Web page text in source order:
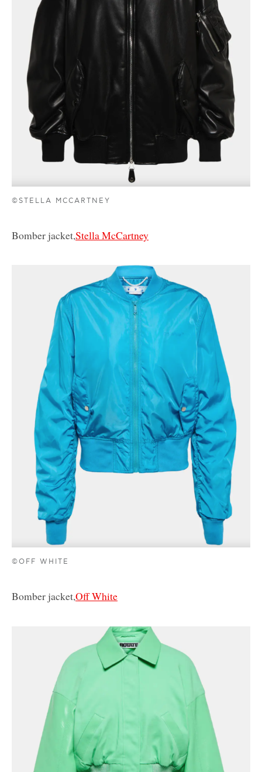
©STELLA MCCARTNEY
Bomber jacket,Stella McCartney
©OFF WHITE
Bomber jacket,Off White